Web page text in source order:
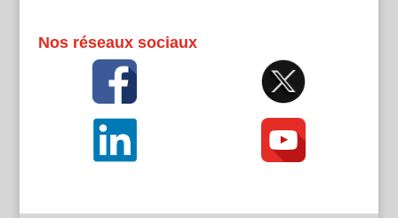
Nos réseaux sociaux